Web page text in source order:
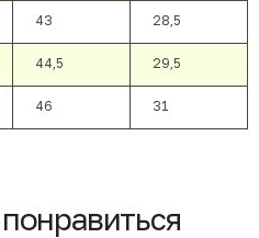
43 28,5
44,5 29,5
46 31